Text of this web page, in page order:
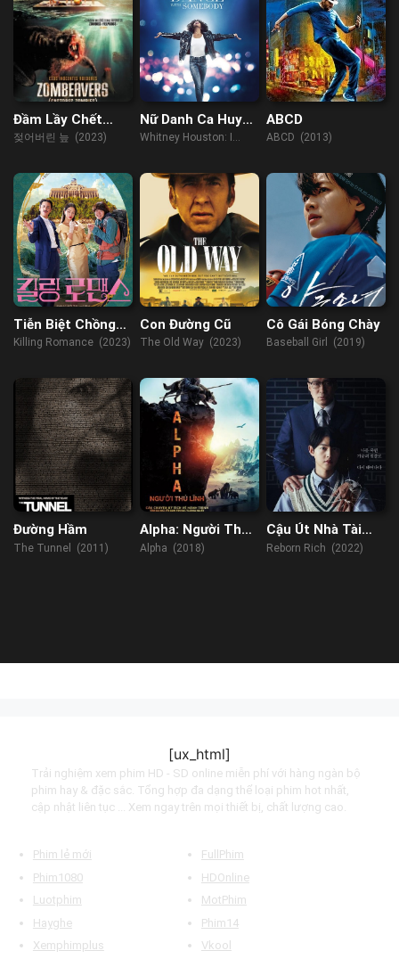
Đầm Lầy Chết
Chóc
젖어버린 늪 (2023)
Nữ Danh Ca Huyền
Thoại
Whitney Houston: I
Somebody (2022)
ABCD
ABCD (2013)
Tiễn Biệt Chồng
Yêu
Killing Romance (2023)
Con Đường Cũ
The Old Way (2023)
Cô Gái Bóng Chày
Baseball Girl (2019)
Đường Hầm
The Tunnel (2011)
Alpha: Người Thủ
Lĩnh
Alpha (2018)
Cậu Út Nhà Tài
Phiệt
Reborn Rich (2022)